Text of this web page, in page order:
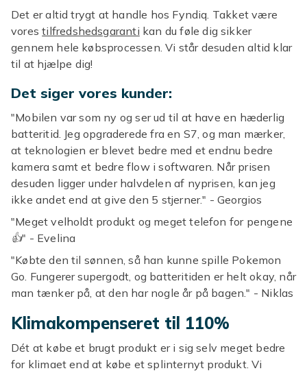
Det er altid trygt at handle hos Fyndiq. Takket være
vorestilfredshedsgaranti kan du føle dig sikker
gennem hele købsprocessen. Vi står desuden altid klar
til at hjælpe dig!
Det siger vores kunder:
"Mobilen var som ny og ser ud til at have en hæderlig
batteritid. Jeg opgraderede fra en S7, og man mærker,
at teknologien er blevet bedre med et endnu bedre
kamera samt et bedre flow i softwaren. Når prisen
desuden ligger under halvdelen af nyprisen, kan jeg
ikke andet end at give den 5 stjerner." - Georgios
"Meget velholdt produkt og meget telefon for pengene
👍" - Evelina
"Købte den til sønnen, så han kunne spille Pokemon
Go. Fungerer supergodt, og batteritiden er helt okay, når
man tænker på, at den har nogle år på bagen." - Niklas
Klimakompenseret til 110%
Dét at købe et brugt produkt er i sig selv meget bedre
for klimaet end at købe et splinternyt produkt. Vi